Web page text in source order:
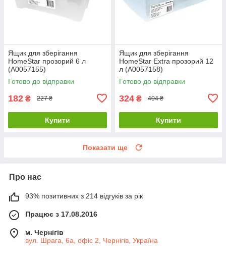
Ящик для зберігання
HomeStar прозорий 6 л
(А0057155)
Готово до відправки
182 ₴ 227 ₴
Купити
Ящик для зберігання
HomeStar Extra прозорий 12
л (А0057158)
Готово до відправки
324 ₴ 404 ₴
Купити
Показати ще
Про нас
93% позитивних з 214 відгуків за рік
Працює з 17.08.2016
м. Чернігів
вул. Шрага, 6а, офіс 2, Чернігів, Україна